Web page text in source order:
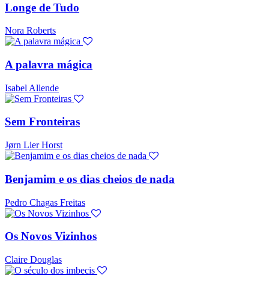
Longe de Tudo
Nora Roberts
A palavra mágica
Isabel Allende
Sem Fronteiras
Jørn Lier Horst
Benjamim e os dias cheios de nada
Pedro Chagas Freitas
Os Novos Vizinhos
Claire Douglas